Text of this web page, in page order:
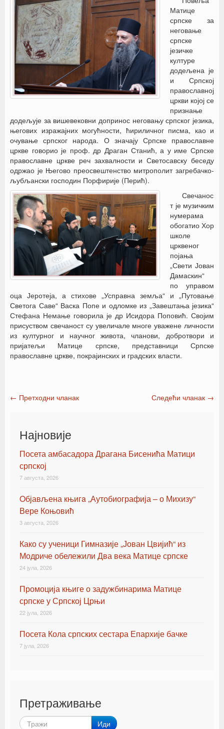
Матице
српске за
неговање
српске
језичке
културе
додељена је
и Српској
православној
цркви којој се
признање
додељује за вишевековни допринос неговању српског језика,
његових изражајних могућности, ћириличног писма, као и
очување српског народа. О значају Српске православне
цркве говорио је проф. др Драган Станић, а у име Српске
православне цркве реч захвалности и Светосавску беседу
одржао је Његово преосвештенство митрополит загребачко-
љубљански господин Порфирије (Перић).
Свечанос
т је музичким
нумерама
обогатио Хор
школе
црквеног
појања
„Свети Јован
Дамаскин“
по управом
оца Јеротеја, а стихове „Усправна земља“ и „Путовање
Светога Саве“ Васка Попе и одломке из „Завештања језика“
Стефана Немање говорила је др Исидора Поповић. Својим
присуством свечаност су увеличале многе уважене личности
из културног и научног живота, чланови, добротвори и
пријатељи Матице српске, представници Српске
православне цркве, покрајинских и градских власти.
Post navigation
Следећи чланак →
← Претходни чланак
Најновије
Посета амбасадора Драгана Бисенића Матици
српској
7 августа, 2026
Oбјављена књигa „Аутобиографија – о Михизу“
Вере Коњовић
3 августа, 2026
Како су ученици Гимназије „Јован Цвијић“ из
Модриче обележили Два века Матице српске
24 јула, 2026
Промоција књиге о задужбинарима Матице
српске у Српској Црњи
22 јула, 2026
Посета Кола српских сестара Епархије бачке
7 јула, 2026
Претраживање
Иди